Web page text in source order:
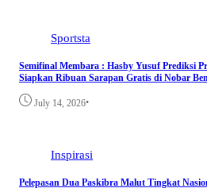
Sportsta
Semifinal Membara : Hasby Yusuf Prediksi
Siapkan Ribuan Sarapan Gratis di Nobar
July 14, 2026•
Inspirasi
Pelepasan Dua Paskibra Malut Tingkat